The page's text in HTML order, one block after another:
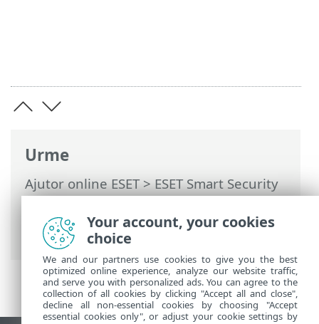
Urme
Ajutor online ESET>ESET Smart Security
Premium>Setări avansate>Interfață
utilizator
>Setare acces> Parolă pentru
Setare avansată
Your account, your cookies
choice
We and our partners use cookies to give you the best
optimized online experience, analyze our website traffic,
and serve you with personalized ads. You can agree to the
collection of all cookies by clicking "Accept all and close",
decline all non-essential cookies by choosing "Accept
essential cookies only", or adjust your cookie settings by